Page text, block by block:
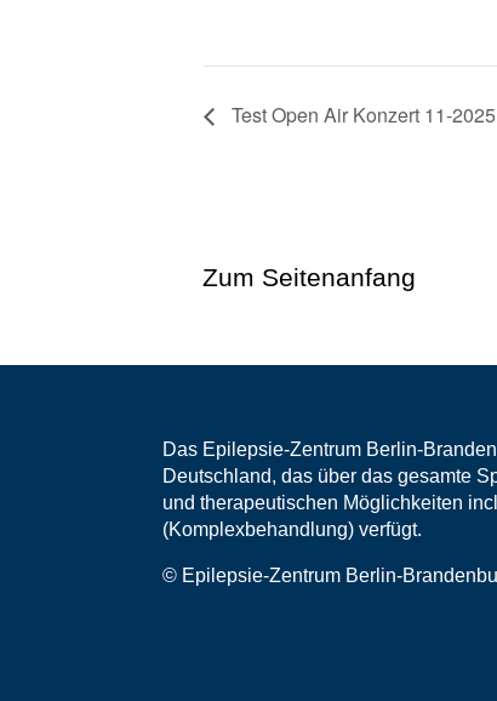
Test Open Air Konzert 11-2025
Zum Seitenanfang
Das Epilepsie-Zentrum Berlin-
Deutschland, das über das gesamte
und therapeutischen Möglichkeiten
(Komplexbehandlung) verfügt.
© Epilepsie-Zentrum Berlin-